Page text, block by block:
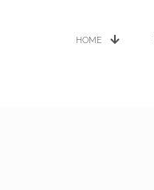
HOME